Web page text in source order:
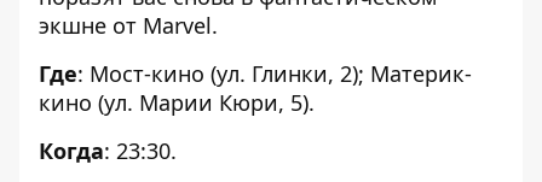
экшне от Marvel.
Где: Мост-кино (ул. Глинки, 2); Материк-
кино (ул. Марии Кюри, 5).
Когда: 23:30.